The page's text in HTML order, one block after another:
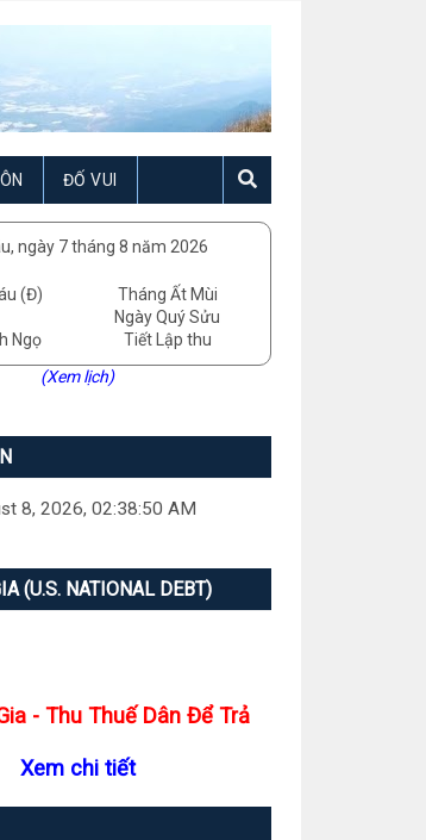
ĐỐ VUI
ngày 7 tháng 8 năm 2026
(Đ)
Ngọ
Tháng Ất Mùi
Ngày Quý Sửu
Tiết Lập thu
(Xem lịch)
8, 2026, 02:38:52 AM
(U.S. NATIONAL DEBT)
- Thu Thuế Dân Để Trả
Xem chi tiết